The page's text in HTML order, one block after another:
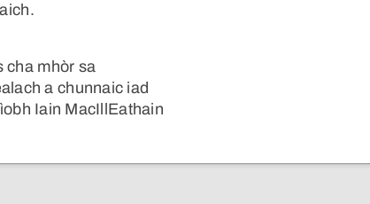
cha mhòr sa
a chunnaic iad
Iain MacIllEathain